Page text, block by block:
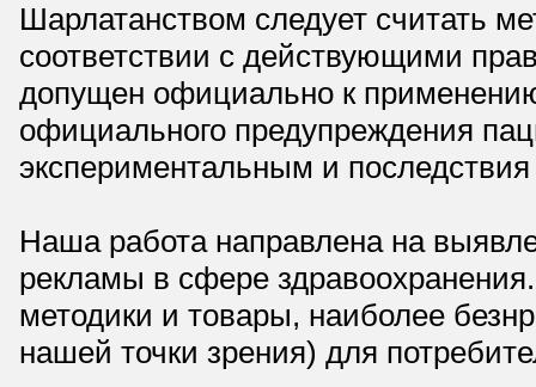
Шарлатанством следует считать
соответствии с действующими
допущен официально к
официального предупреждения
экспериментальным и
Наша работа направлена на
рекламы в сфере
методики и товары, наиболее
нашей точки зрения) для